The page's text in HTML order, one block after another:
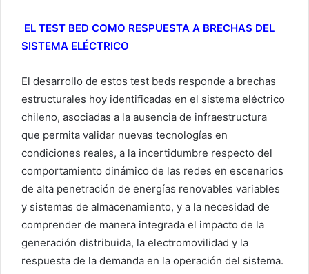
EL TEST BED COMO RESPUESTA A BRECHAS DEL
SISTEMA ELÉCTRICO
El desarrollo de estos test beds responde a brechas
estructurales hoy identificadas en el sistema eléctrico
chileno, asociadas a la ausencia de infraestructura
que permita validar nuevas tecnologías en
condiciones reales, a la incertidumbre respecto del
comportamiento dinámico de las redes en escenarios
de alta penetración de energías renovables variables
y sistemas de almacenamiento, y a la necesidad de
comprender de manera integrada el impacto de la
generación distribuida, la electromovilidad y la
respuesta de la demanda en la operación del sistema.